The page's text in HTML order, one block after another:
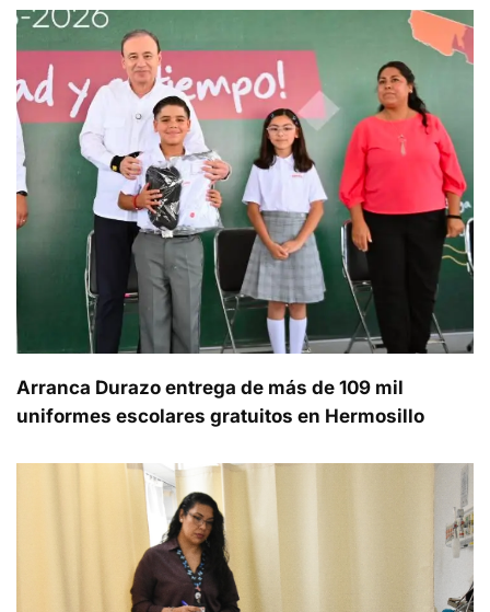
Arranca Durazo entrega de más de 109 mil
uniformes escolares gratuitos en Hermosillo